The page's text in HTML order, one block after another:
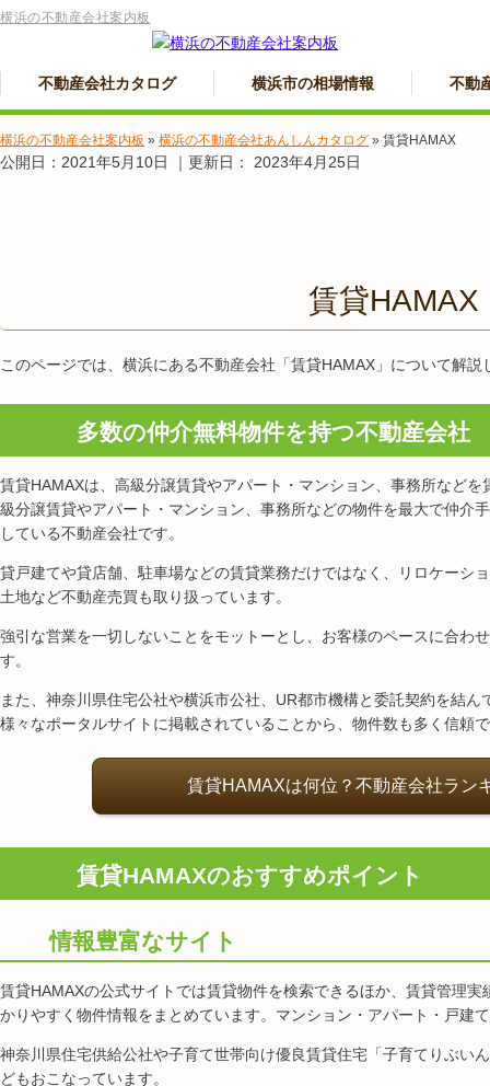
横浜の不動産会社案内板
不動産会社カタログ 横浜市の相場情報 不動
横浜の不動産会社案内板 » 横浜の不動産会社あんしんカタログ » 賃貸HAMAX
公開日： 2021年5月10日 ｜更新日： 2023年4月25日
賃貸HAMAX
このページでは、横浜にある不動産会社「賃貸HAMAX」について解説
多数の仲介無料物件を持つ不動産会社
賃貸HAMAXは、高級分譲賃貸やアパート・マンション、事務所などを
級分譲賃貸やアパート・マンション、事務所などの物件を最大で仲介
している不動産会社です。
貸戸建てや貸店舗、駐車場などの賃貸業務だけではなく、リロケーシ
土地など不動産売買も取り扱っています。
強引な営業を一切しないことをモットーとし、お客様のペースに合わ
す。
また、神奈川県住宅公社や横浜市公社、 UR都市機構と委託契約を結ん
様々なポータルサイトに掲載されていることから、物件数も多く信頼
賃貸HAMAXは何位？不動産会社ラン
賃貸HAMAXのおすすめポイント
情報豊富なサイト
賃貸HAMAXの公式サイトでは賃貸物件を検索できるほか、賃貸管理
かりやすく物件情報をまとめています。マンション・アパート・戸建
神奈川県住宅供給公社や子育て世帯向け優良賃貸住宅「子育てりぶい
どもおこなっています。